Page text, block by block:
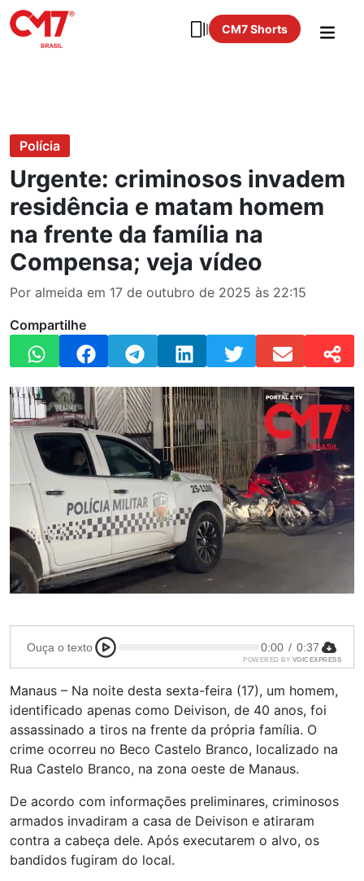
CM7 Shorts
Polícia
Urgente: criminosos invadem
residência e matam homem
na frente da família na
Compensa; veja vídeo
Por almeida em 17 de outubro de 2025 às 22:15
Compartilhe
Ouça o texto 0:00 / 0:37
POWERED BY VOICEXPRESS
Manaus – Na noite desta sexta-feira (17), um homem,
identificado apenas como Deivison, de 40 anos, foi
assassinado a tiros na frente da própria família. O
crime ocorreu no Beco Castelo Branco, localizado na
Rua Castelo Branco, na zona oeste de Manaus.
De acordo com informações preliminares, criminosos
armados invadiram a casa de Deivison e atiraram
contra a cabeça dele. Após executarem o alvo, os
bandidos fugiram do local.